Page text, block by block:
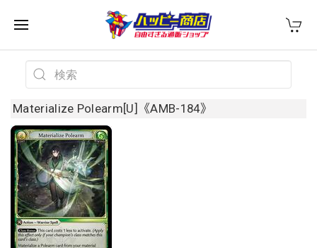
Materialize Polearm[U]《AMB-184》